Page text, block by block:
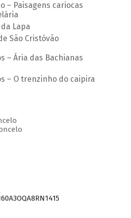
– Paisagens cariocas
Lapa
São Cristóvão
– Ária das Bachianas
– O trenzinho do caipira